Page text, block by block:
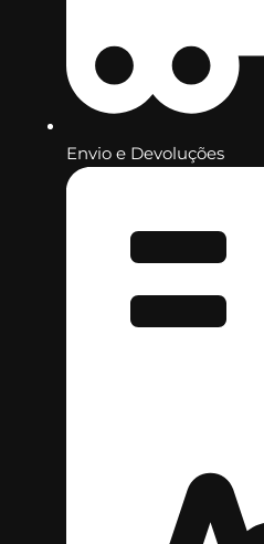
Envio e Devoluções